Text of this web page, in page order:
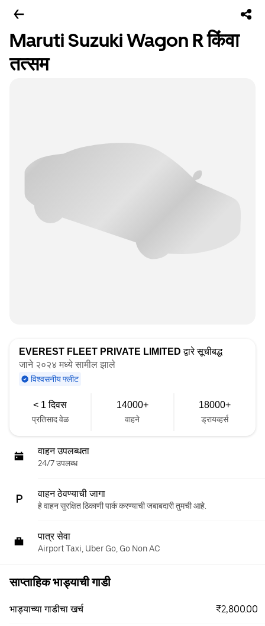
Maruti Suzuki Wagon R किंवा
तत्सम
EVEREST FLEET PRIVATE LIMITED द्वारे सूचीबद्ध
जाने २०२४ मध्ये सामील झाले
विश्वसनीय फ्लीट
< 1 दिवस
प्रतिसाद वेळ
14000+
वाहने
18000+
ड्रायव्हर्स
वाहन उपलब्धता
24/7 उपलब्ध
वाहन ठेवण्याची जागा
हे वाहन सुरक्षित ठिकाणी पार्क करण्याची जबाबदारी तुमची आहे.
पात्र सेवा
Airport Taxi, Uber Go, Go Non AC
साप्ताहिक भाड्याची गाडी
भाड्याच्या गाडीचा खर्च ₹2,800.00